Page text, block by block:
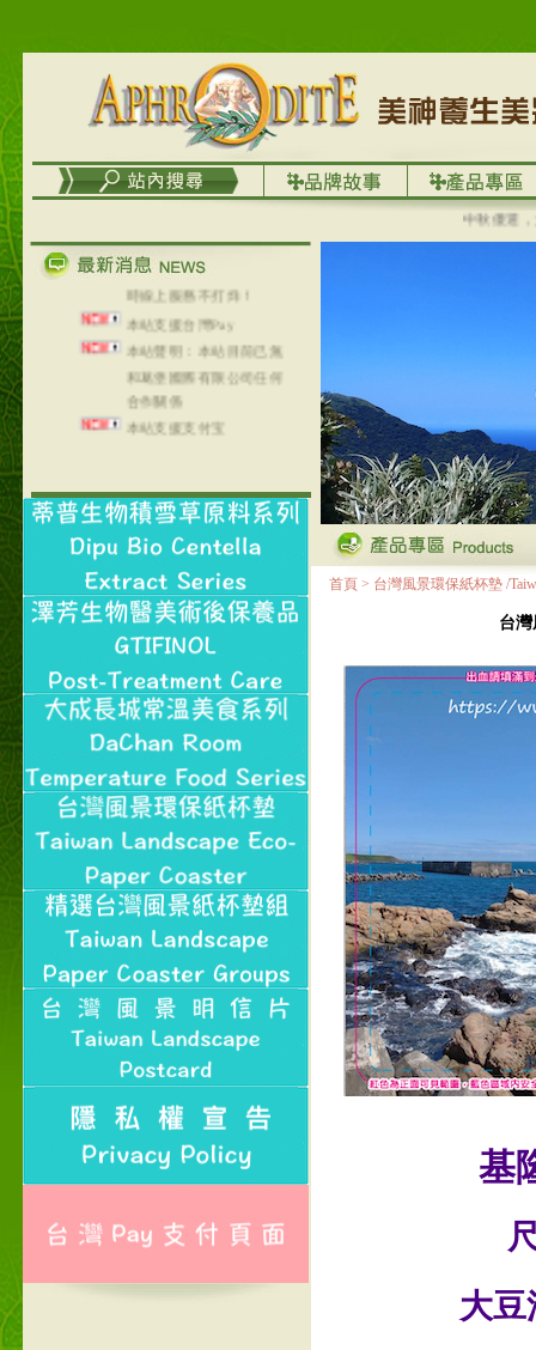
中秋優選，大
在外租屋者、居住處無管
理員、不方便在工作地點
取件者，歡迎多多使用
【郵局i郵箱】的服務喔～
【i郵箱】設立的地點，請
進入內頁連結～
Line@aphrodite2020 24小
時線上服務不打烊！
本站支援台灣Pay
本站聲明：本站目前已無
和葛堡國際有限公司任何
合作關係
本站支援支付宝
2017年1月1日起，中国大
首頁 > 台灣風景環保紙杯墊 /
台灣
基
大